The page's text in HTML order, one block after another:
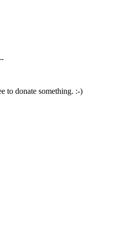
to donate something. :-)